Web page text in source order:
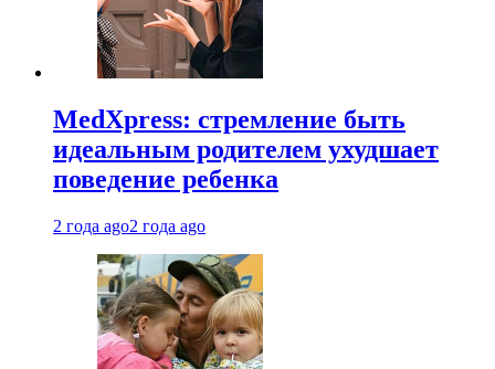
MedXpress: стремление быть
идеальным родителем ухудшает
поведение ребенка
2 года ago2 года ago